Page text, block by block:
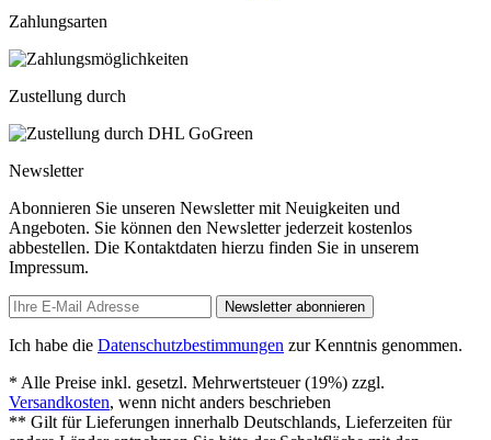
Zahlungsarten
Zustellung durch
Newsletter
Abonnieren Sie unseren Newsletter mit Neuigkeiten und
Angeboten. Sie können den Newsletter jederzeit kostenlos
abbestellen. Die Kontaktdaten hierzu finden Sie in unserem
Impressum.
Newsletter abonnieren
Ich habe die Datenschutzbestimmungen zur Kenntnis genommen.
* Alle Preise inkl. gesetzl. Mehrwertsteuer (19%) zzgl.
Versandkosten, wenn nicht anders beschrieben
** Gilt für Lieferungen innerhalb Deutschlands, Lieferzeiten für